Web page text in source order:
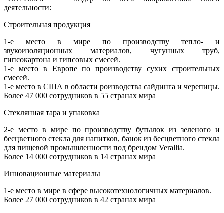
деятельности:
Строительная продукция
1-е место в мире по производству тепло- и
звукоизоляционных материалов, чугунных труб,
гипсокартона и гипсовых смесей.
1-е место в Европе по производству сухих строительных
смесей.
1-е место в США в области роизводства сайдинга и черепицы.
Более 47 000 сотрудников в 55 странах мира
Стеклянная тара и упаковка
2-е место в мире по производству бутылок из зеленого и
бесцветного стекла для напитков, банок из бесцветного стекла
для пищевой промышленности под брендом Verallia.
Более 14 000 сотрудников в 14 странах мира
Инновационные материалы
1-е место в мире в сфере высокотехнологичных материалов.
Более 27 000 сотрудников в 42 странах мира